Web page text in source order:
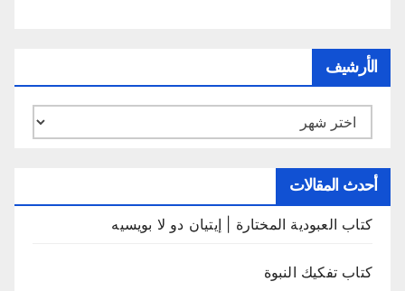
الأرشيف
الأرشيف
أحدث المقالات
كتاب العبودية المختارة | إيتيان دو لا بويسيه
كتاب تفكيك النبوة